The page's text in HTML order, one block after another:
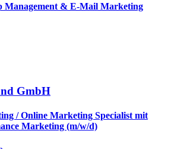
Management & E-Mail Marketing
GmbH
/ Online Marketing Specialist mit
Marketing (m/w/d)